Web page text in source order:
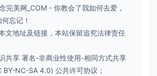
完美网_COM - 你教会了我如何去爱，
忘记！
文地址及链接，本站保留追究法律责任
共享 署名-非商业性使用-相同方式共享
BY-NC-SA 4.0) 公共许可协议；